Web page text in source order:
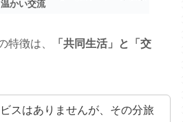
温かい交流
特徴は、
「共同生活」と「交
スはありませんが、その分旅